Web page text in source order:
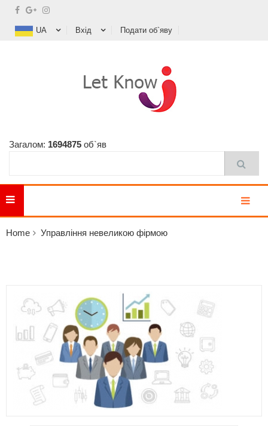
UA Вхід Подати об`яву
Загалом: 1694875 об`яв
Home Управління невеликою фірмою